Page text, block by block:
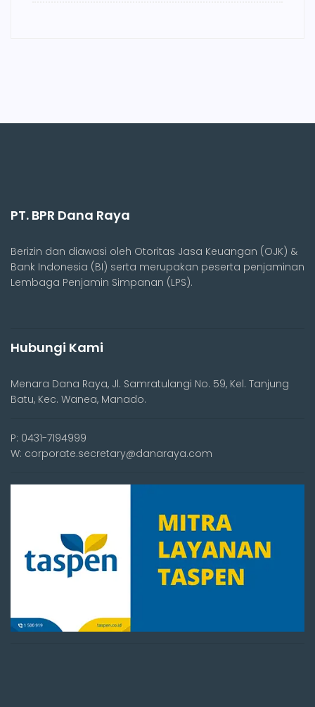
PT. BPR Dana Raya
Berizin dan diawasi oleh Otoritas Jasa Keuangan (OJK) &
Bank Indonesia (BI) serta merupakan peserta penjaminan
Lembaga Penjamin Simpanan (LPS).
Hubungi Kami
Menara Dana Raya, Jl. Samratulangi No. 59, Kel. Tanjung
Batu, Kec. Wanea, Manado.
P: 0431-7194999
W: corporate.secretary@danaraya.com